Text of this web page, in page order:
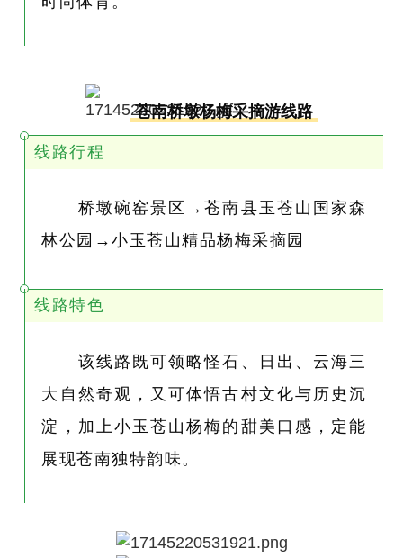
苍南桥墩杨梅采摘游线路
线路行程
桥墩碗窑景区→苍南县玉苍山国家森
林公园→小玉苍山精品杨梅采摘园
线路特色
该线路既可领略怪石、日出、云海三
大自然奇观，又可体悟古村文化与历史沉
淀，加上小玉苍山杨梅的甜美口感，定能
展现苍南独特韵味。